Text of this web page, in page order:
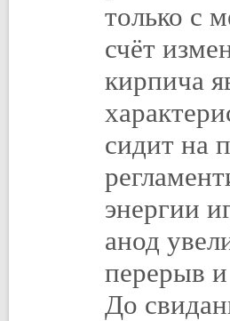
только с
счёт
кирпича
сидит на
энергии
анод
перерыв
До